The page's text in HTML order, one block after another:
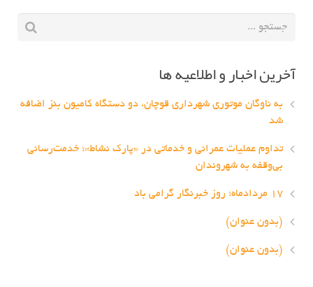
آخرین اخبار و اطلاعیه ها
به ناوگان موتوری شهرداری قوچان، دو دستگاه کامیون بنز اضافه
شد
تداوم عملیات عمرانی و خدماتی در «پارک نشاط»؛ خدمت‌رسانی
بی‌وقفه به شهروندان
۱۷ مردادماه؛ روز خبرنگار گرامی باد
(بدون عنوان)
(بدون عنوان)